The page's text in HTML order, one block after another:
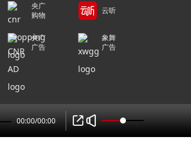
央广
购物
云听
央广
广告
象舞
广告
00:00/00:00